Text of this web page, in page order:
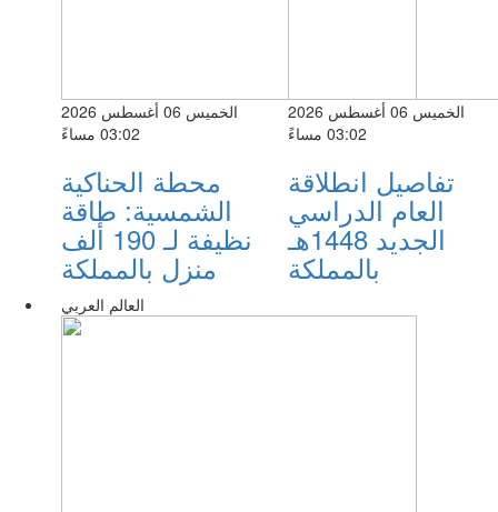
الخميس 06 أغسطس 2026
03:02 مساءً
محطة الحناكية
الشمسية: طاقة
نظيفة لـ 190 ألف
منزل بالمملكة
الخميس 06 أغسطس 2026
03:02 مساءً
تفاصيل انطلاقة
العام الدراسي
الجديد 1448هـ
بالمملكة
العالم العربي